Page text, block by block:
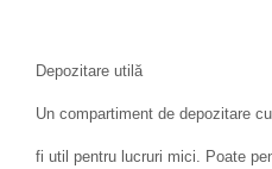
Depozitare utilă
Un compartiment de depozitare
fi util pentru lucruri mici. Poate